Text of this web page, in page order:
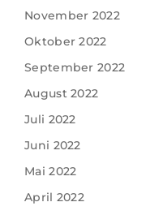
November 2022
Oktober 2022
September 2022
August 2022
Juli 2022
Juni 2022
Mai 2022
April 2022